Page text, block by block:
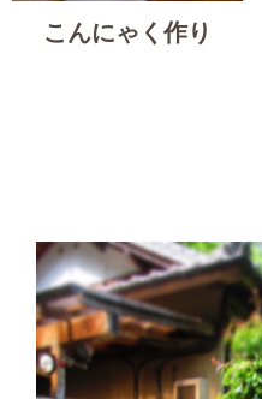
こんにゃく作り